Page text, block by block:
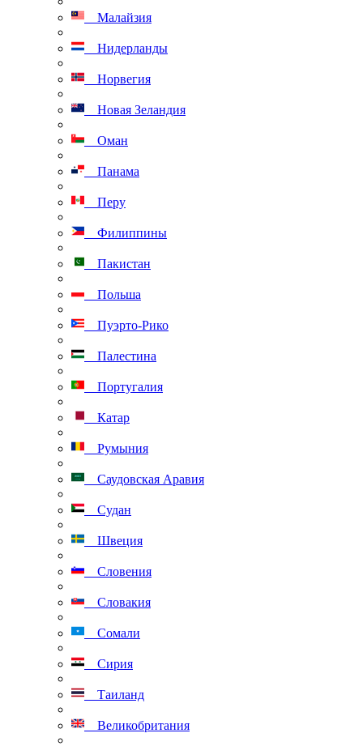
Малайзия
Нидерланды
Норвегия
Новая Зеландия
Оман
Панама
Перу
Филиппины
Пакистан
Польша
Пуэрто-Рико
Палестина
Португалия
Катар
Румыния
Саудовская Аравия
Судан
Швеция
Словения
Словакия
Сомали
Сирия
Таиланд
Великобритания